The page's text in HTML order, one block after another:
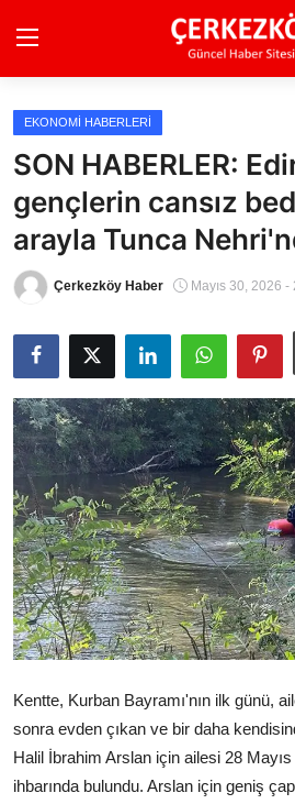
Ana Sayfa
Son Dakika
Ekonomi Haberleri
Magazin Haberleri
Spor Haberleri
Teknoloji Haberleri
Dünya Haberleri
Çerkezköy
EKONOMI HABERLERI
SON HABERLER:
gençlerin cansız
arayla Tunca
Çerkezköy Haber Mayıs 30, 2026 -
Kentte, Kurban Bayramı'nın ilk günü,
sonra evden çıkan ve bir daha
Halil İbrahim Arslan için ailesi 28
ihbarında bulundu. Arslan için geniş